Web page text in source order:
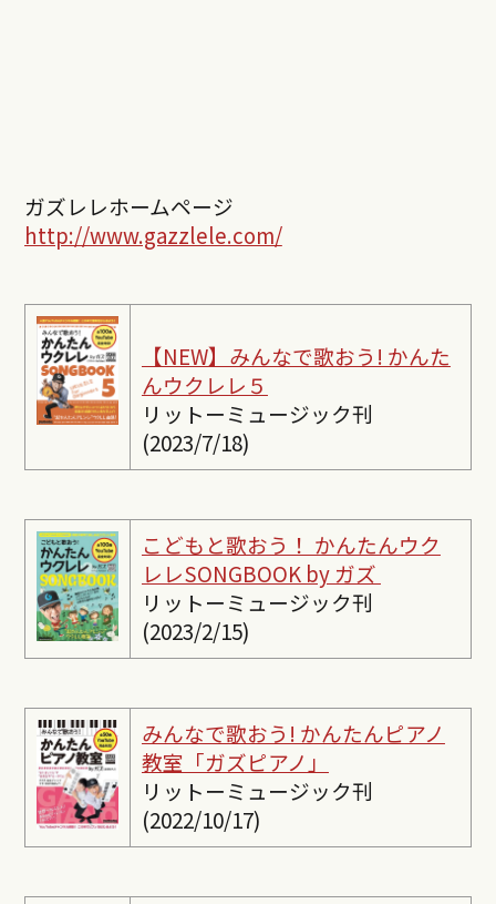
ガズレレホームページ
http://www.gazzlele.com/
【NEW】みんなで歌おう! かんた
んウクレレ５
リットーミュージック刊
(2023/7/18)
こどもと歌おう！ かんたんウク
レレSONGBOOK by ガズ
リットーミュージック刊
(2023/2/15)
みんなで歌おう! かんたんピアノ
教室「ガズピアノ」
リットーミュージック刊
(2022/10/17)